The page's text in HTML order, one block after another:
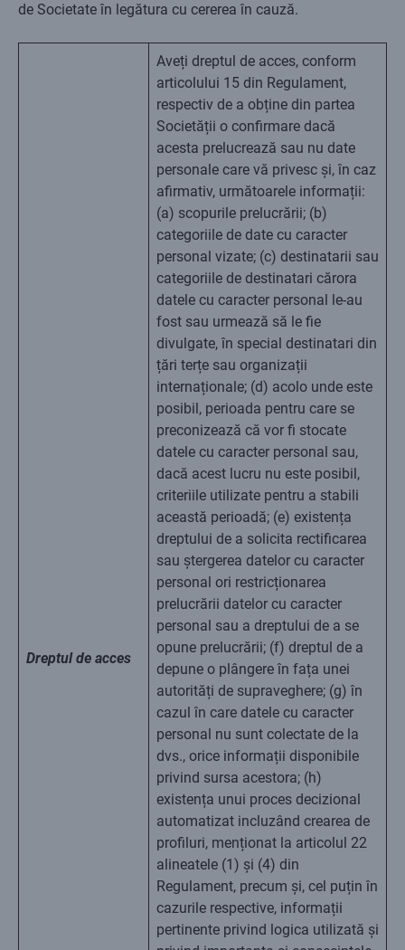
de Societate în legătura cu cererea în cauză.
Dreptul de acces
Aveți dreptul de acces, conform
articolului 15 din Regulament,
respectiv de a obține din partea
Societății o confirmare dacă
acesta prelucrează sau nu date
personale care vă privesc și, în caz
afirmativ, următoarele informații:
(a) scopurile prelucrării; (b)
categoriile de date cu caracter
personal vizate; (c) destinatarii sau
categoriile de destinatari cărora
datele cu caracter personal le-au
fost sau urmează să le fie
divulgate, în special destinatari din
țări terțe sau organizații
internaționale; (d) acolo unde este
posibil, perioada pentru care se
preconizează că vor fi stocate
datele cu caracter personal sau,
dacă acest lucru nu este posibil,
criteriile utilizate pentru a stabili
această perioadă; (e) existența
dreptului de a solicita rectificarea
sau ștergerea datelor cu caracter
personal ori restricționarea
prelucrării datelor cu caracter
personal sau a dreptului de a se
opune prelucrării; (f) dreptul de a
depune o plângere în fața unei
autorități de supraveghere; (g) în
cazul în care datele cu caracter
personal nu sunt colectate de la
dvs., orice informații disponibile
privind sursa acestora; (h)
existența unui proces decizional
automatizat incluzând crearea de
profiluri, menționat la articolul 22
alineatele (1) și (4) din
Regulament, precum și, cel puțin în
cazurile respective, informații
pertinente privind logica utilizată și